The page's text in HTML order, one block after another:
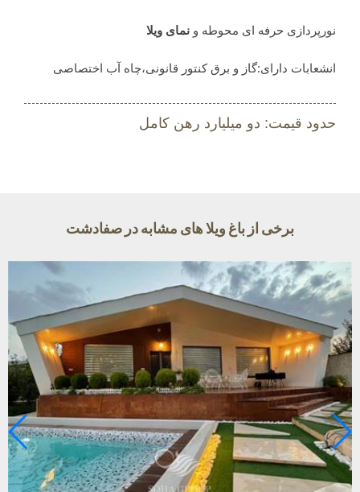
نورپردازی حرفه ای محوطه و نمای ویلا
انشعابات دارای:گاز و برق کنتور قانونی،چاه آب اختصاصی
حدود قیمت: دو میلیارد رهن کامل
برخی از باغ ویلا های مشابه در صفادشت